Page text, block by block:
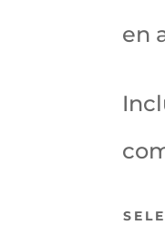
en